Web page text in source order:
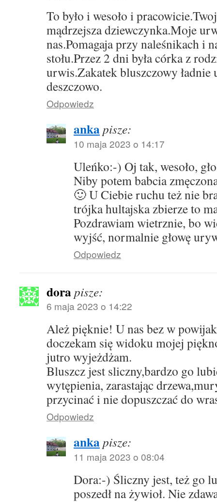
To było i wesoło i
mądrzejsza dziewczynka.Moje
nas.Pomagaja przy naleśnikach i
stołu.Przez 2 dni była córka z
urwis.Zakatek bluszczowy ładnie
deszczowo.
Odpowiedz
ankapisze:
10 maja 2023 o 14:17
Uleńko:-) Oj tak, wesoło,
Niby potem babcia
🙂 U Ciebie ruchu też nie
trójka hultajska zbierze to
Pozdrawiam wietrznie, bo
wyjść, normalnie głowę
Odpowiedz
dorapisze:
6 maja 2023 o 14:22
Ależ pięknie! U nas bez w
doczekam się widoku mojej
jutro wyjeżdżam.
Bluszcz jest sliczny,bardzo go
wytępienia, zarastając
przycinać i nie dopuszczać do
Odpowiedz
ankapisze:
11 maja 2023 o 08:04
Dora:-) Śliczny jest, też go
poszedł na żywioł. Nie